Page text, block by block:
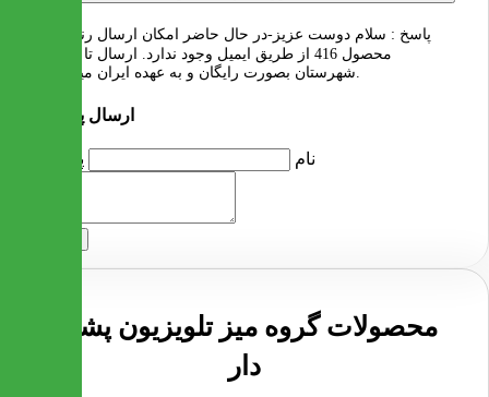
پاسخ : سلام دوست عزیز-در حال حاضر امکان ارسال رنگ بندی
محصول 416 از طریق ایمیل وجود ندارد. ارسال تا بار بری
ارسال پرسش
نام پرسش
محصولات گروه میز تلویزیون پشت
دار